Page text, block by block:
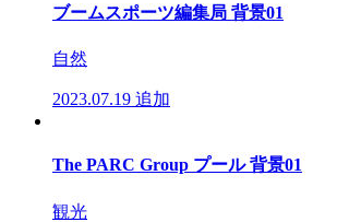
ブームスポーツ編集局 背景01
自然
2023.07.19 追加
The PARC Group プール 背景01
観光